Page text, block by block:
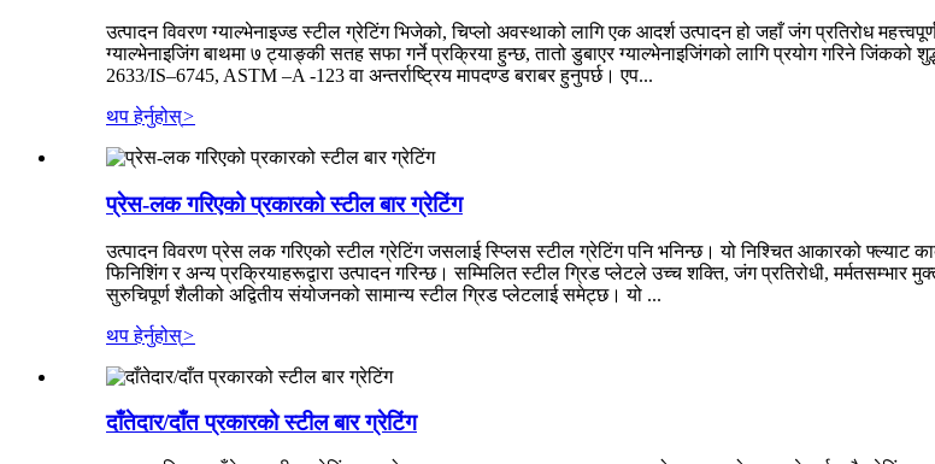
उत्पादन विवरण ग्याल्भेनाइज्ड स्टील ग्रेटिंग भिजेको, चिप्लो अवस्थाको लागि एक आदर्श उत्पादन हो जहाँ जंग प्रतिरोध
ग्याल्भेनाइजिंग बाथमा ७ ट्याङ्की सतह सफा गर्ने प्रक्रिया हुन्छ, तातो डुबाएर ग्याल्भेनाइजिंगको लागि प्रयोग गरिने
2633/IS–6745, ASTM –A -123 वा अन्तर्राष्ट्रिय मापदण्ड बराबर हुनुपर्छ। एप...
थप हेर्नुहोस्>
प्रेस-लक गरिएको प्रकारको स्टील बार ग्रेटिंग
उत्पादन विवरण प्रेस लक गरिएको स्टील ग्रेटिंग जसलाई स्प्लिस स्टील ग्रेटिंग पनि भनिन्छ। यो निश्चित आकारको
फिनिशिंग र अन्य प्रक्रियाहरूद्वारा उत्पादन गरिन्छ। सम्मिलित स्टील ग्रिड प्लेटले उच्च शक्ति, जंग प्रतिरोधी,
सुरुचिपूर्ण शैलीको अद्वितीय संयोजनको सामान्य स्टील ग्रिड प्लेटलाई समेट्छ। यो ...
थप हेर्नुहोस्>
दाँतेदार/दाँत प्रकारको स्टील बार ग्रेटिंग